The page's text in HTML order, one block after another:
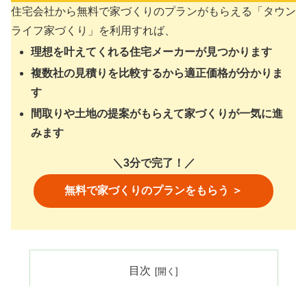
住宅会社から無料で家づくりのプランがもらえる「タウン
ライフ家づくり」を利用すれば、
理想を叶えてくれる住宅メーカーが見つかります
複数社の見積りを比較するから適正価格が分かりま
す
間取りや土地の提案がもらえて家づくりが一気に進
みます
＼3分で完了！／
無料で家づくりのプランをもらう ＞
目次